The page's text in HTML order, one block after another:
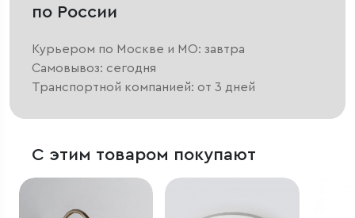
по России
Курьером по Москве и МО: завтра
Самовывоз: сегодня
Транспортной компанией: от 3 дней
С этим товаром покупают